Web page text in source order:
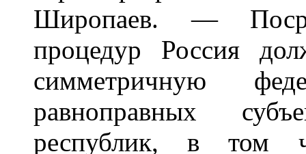
Широпаев. —
процедур Россия
симметричную
равноправных
республик, в том